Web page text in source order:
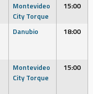
Montevideo
City Torque
15:00
Danubio 18:00
Montevideo
City Torque
15:00